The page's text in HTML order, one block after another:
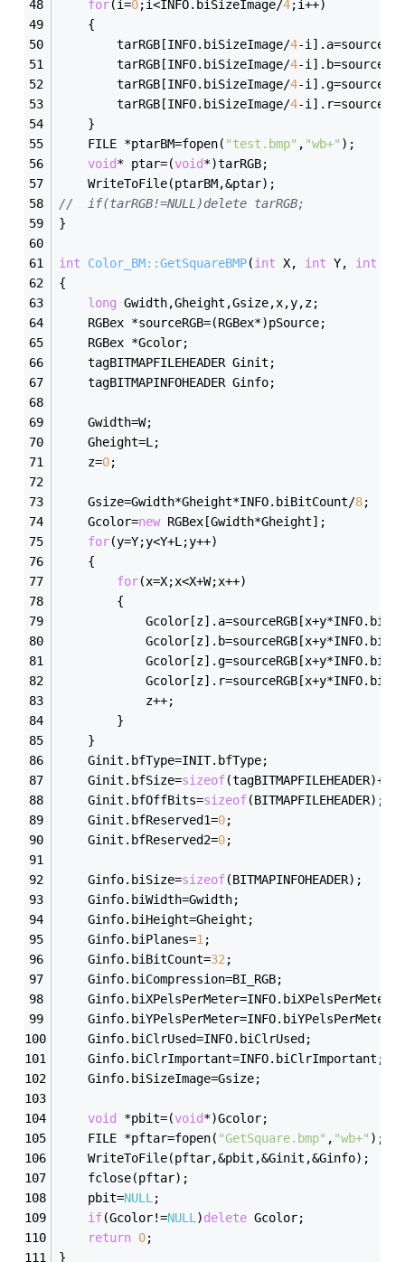
for(i=0;i<INFO.biSizeImage/4;i++)
	{
		tarRGB[INFO.biSizeImage/
4-
		tarRGB[INFO.biSizeImage/
4-
		tarRGB[INFO.biSizeImage/
4-
		tarRGB[INFO.biSizeImage/
4-
	}
	FILE *ptarBM=fopen(
"test.bmp" , "wb+" );
void* ptar=(void*)tarRGB;
	WriteToFile(ptarBM,&ptar);
//	if(tarRGB!=NULL)delete tarRGB;
}
int Color_BM::GetSquareBMP(int X, int Y, int
{
long Gwidth,Gheight,Gsize,x,y,z;
	RGBex *sourceRGB=(RGBex*)pSource;
	RGBex *Gcolor;
	tagBITMAPFILEHEADER Ginit;
	tagBITMAPINFOHEADER Ginfo;
	Gwidth=W;
	Gheight=L;
	z=
0;
	Gsize=Gwidth*Gheight*INFO.biBitCount/
8;
	Gcolor=
new RGBex[Gwidth*Gheight];
for(y=Y;y<Y+L;y++)
	{
for(x=X;x<X+W;x++)
		{
			z++;
		}
	}
	Ginit.bfType=INIT.bfType;
	Ginit.bfSize=
sizeof(tagBITMAPFILEHEADER)+
	Ginit.bfOffBits=
sizeof(BITMAPFILEHEADER);
	Ginit.bfReserved1=
0;
	Ginit.bfReserved2=
0;
	Ginfo.biSize=
sizeof(BITMAPINFOHEADER);
	Ginfo.biWidth=Gwidth;
	Ginfo.biHeight=Gheight;
	Ginfo.biPlanes=
1 ;
	Ginfo.biBitCount=
32 ;
	Ginfo.biCompression=BI_RGB;
	Ginfo.biXPelsPerMeter=INFO.biXPelsPerMeter;
	Ginfo.biYPelsPerMeter=INFO.biYPelsPerMeter;
	Ginfo.biClrUsed=INFO.biClrUsed;
	Ginfo.biClrImportant=INFO.biClrImportant;
	Ginfo.biSizeImage=Gsize;
void *pbit=(void*)Gcolor;
	FILE *pftar=fopen(
"GetSquare.bmp" , "wb+" );
	WriteToFile(pftar,&pbit,&Ginit,&Ginfo);
	fclose(pftar);
	pbit=
NULL ;
if(Gcolor!=NULL )delete Gcolor;
return 0;
}